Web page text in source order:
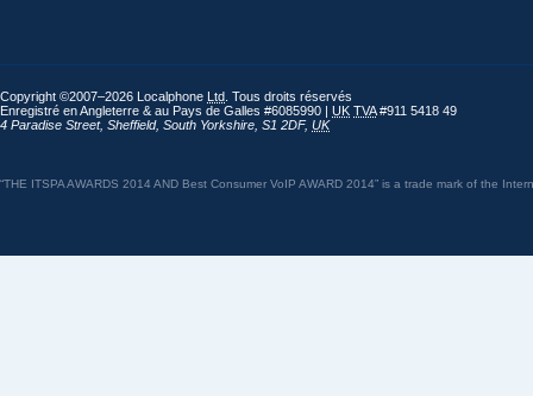
Copyright ©2007–2026 Localphone Ltd . Tous droits réservés
Enregistré en Angleterre & au Pays de Galles #6085990 | UK TVA#911 5418 49
4 Paradise Street, Sheffield, South Yorkshire S1 2DF, UK
“THE ITSPA AWARDS 2014 AND Best Consumer VoIP AWARD 2014” is a trade mark of the